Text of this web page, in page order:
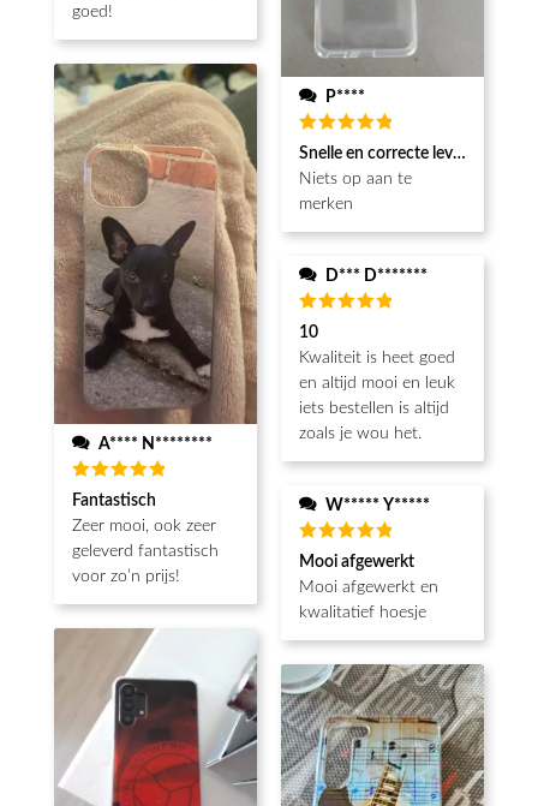
goed!
A**** N********
Beoordeeld
5van de 5
Fantastisch
Zeer mooi, ook zeer
geleverd fantastisch
voor zo’n prijs!
P****
Beoordeeld
5van de 5
Snelle en correcte levering
Niets op aan te
merken
D*** D*******
Beoordeeld
5van de 5
10
Kwaliteit is heet goed
en altijd mooi en leuk
iets bestellen is altijd
zoals je wou het.
W***** Y*****
Beoordeeld
5van de 5
Mooi afgewerkt
Mooi afgewerkt en
kwalitatief hoesje